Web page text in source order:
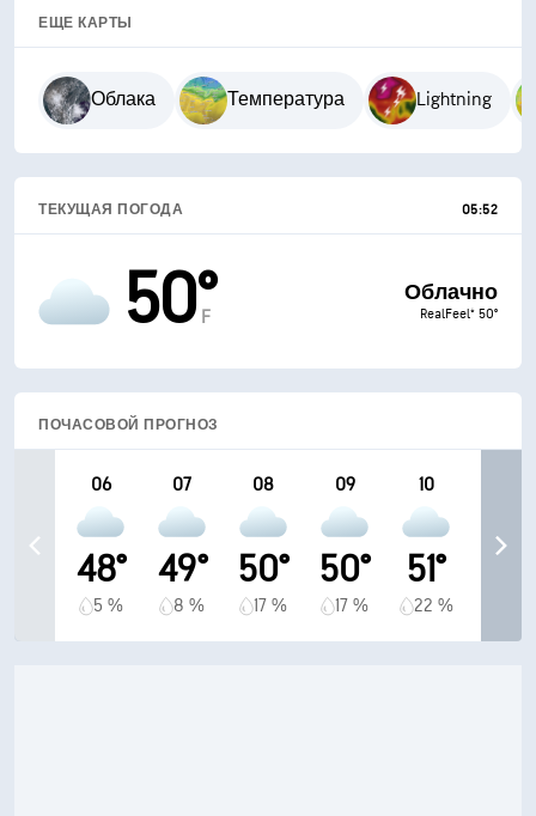
ЕЩЕ КАРТЫ
Облака Температура Lightning
ТЕКУЩАЯ ПОГОДА 05:52
50°
F
Облачно
RealFeel® 50°
ПОЧАСОВОЙ ПРОГНОЗ
06
48°
5 %
07
49°
8 %
08
50°
17 %
09
50°
17 %
10
51°
22 %